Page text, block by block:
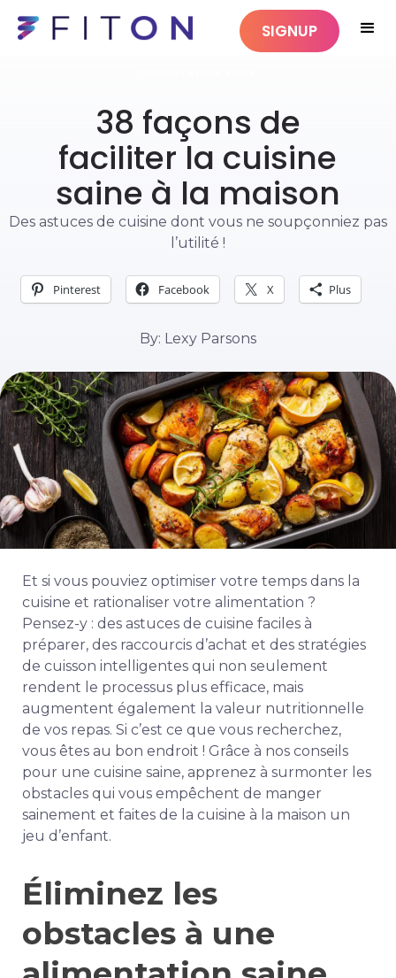
SIGNUP
38 façons de
faciliter la cuisine
saine à la maison
Des astuces de cuisine dont vous ne soupçonniez pas
l’utilité !
Pinterest Facebook X Plus
By: Lexy Parsons
Et si vous pouviez optimiser votre temps dans la
cuisine et rationaliser votre alimentation ?
Pensez-y : des astuces de cuisine faciles à
préparer, des raccourcis d’achat et des stratégies
de cuisson intelligentes qui non seulement
rendent le processus plus efficace, mais
augmentent également la valeur nutritionnelle
de vos repas. Si c’est ce que vous recherchez,
vous êtes au bon endroit ! Grâce à nos conseils
pour une cuisine saine, apprenez à surmonter les
obstacles qui vous empêchent de manger
sainement et faites de la cuisine à la maison un
jeu d’enfant.
Éliminez les
obstacles à une